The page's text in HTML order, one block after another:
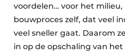
voordelen… voor het
bouwproces zelf, dat veel
veel sneller gaat. Daarom
in op de opschaling van